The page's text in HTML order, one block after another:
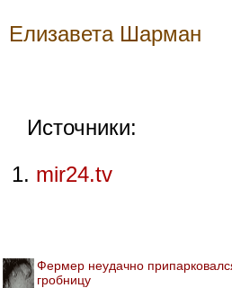
Елизавета Шарман
Источники:
mir24.tv
Фермер неудачно
гробницу